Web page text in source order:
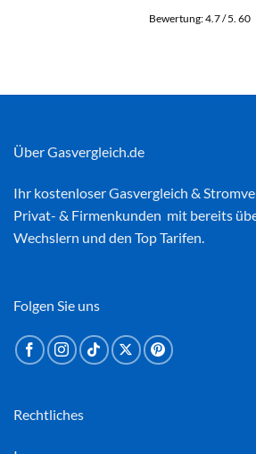
Bewertung:4.7/ 5. 60
Über Gasvergleich.de
Ihr kostenloserGasvergleich &
Privat- & Firmenkunden mit bereits
Wechslern und den Top Tarifen.
Rechtliches
Folgen Sie uns